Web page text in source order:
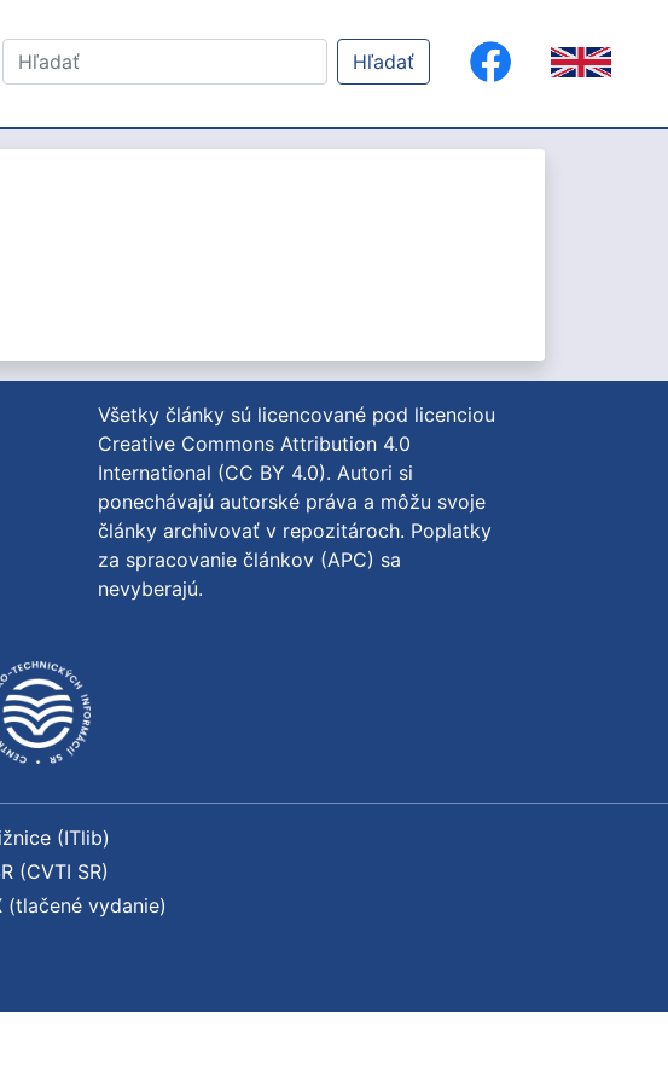
Hľadať
Všetky články sú licencované pod licenciou
Creative Commons Attribution 4.0
International (CC BY 4.0). Autori si
ponechávajú autorské práva a môžu svoje
články archivovať v repozitároch. Poplatky
za spracovanie článkov (APC) sa
nevyberajú.
(ITlib)
(CVTI SR)
(tlačené vydanie)